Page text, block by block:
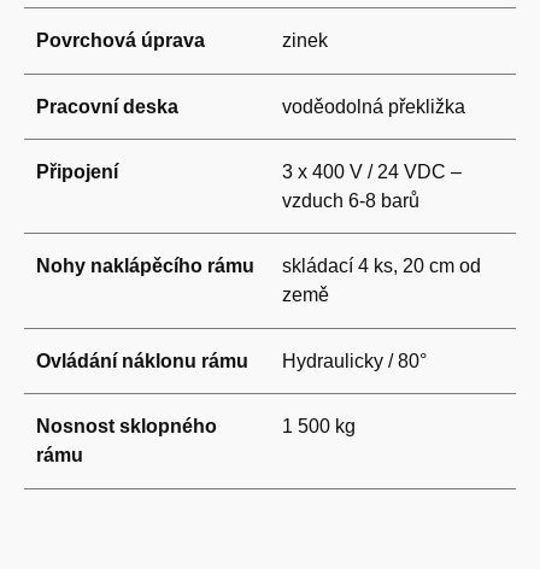
Povrchová úprava zinek
Pracovní deska voděodolná překližka
Připojení
3 x 400 V / 24 VDC –
vzduch 6-8 barů
Nohy naklápěcího rámu
skládací 4 ks, 20 cm od
země
Ovládání náklonu rámu Hydraulicky / 80°
Nosnost sklopného
rámu
1 500 kg